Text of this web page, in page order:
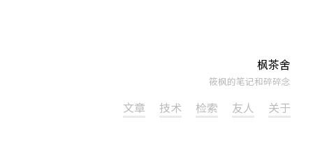
枫茶舍
筱枫的笔记和碎碎念
文章 技术 检索 友人 关于